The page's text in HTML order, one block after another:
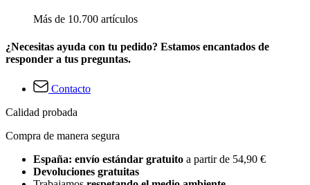
Más de 10.700 artículos
¿Necesitas ayuda con tu pedido? Estamos encantados de
responder a tus preguntas.
Contacto
Calidad probada
Compra de manera segura
España: envío estándar gratuito a partir de 54,90 €
Devoluciones gratuitas